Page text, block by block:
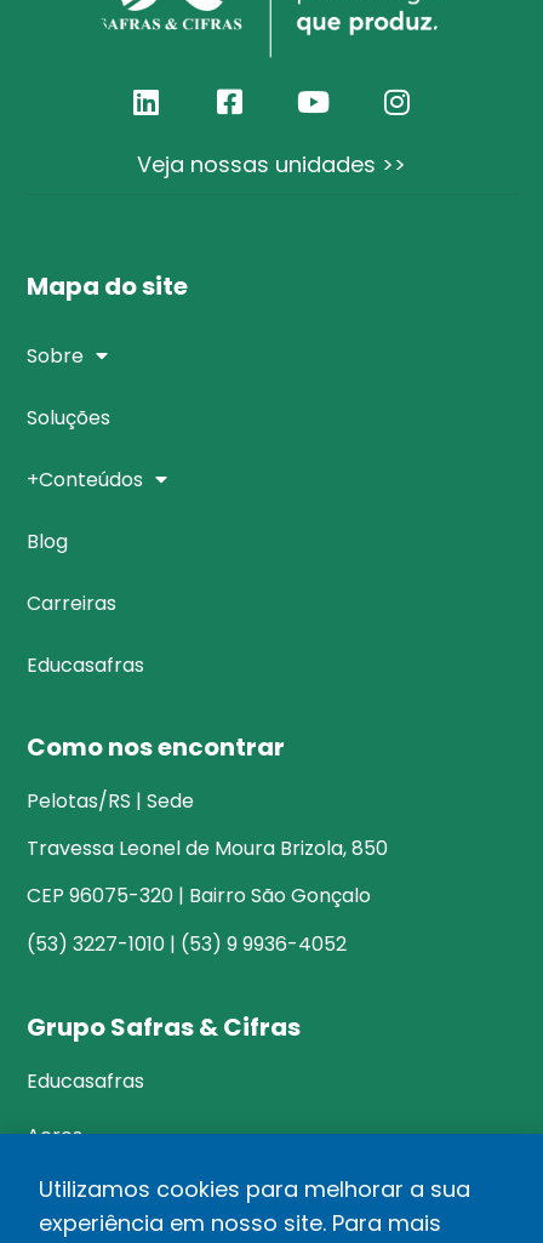
Veja nossas unidades >>
Mapa do site
Sobre
Soluções
+Conteúdos
Blog
Carreiras
Educasafras
Como nos encontrar
Pelotas/RS | Sede
Travessa Leonel de Moura Brizola, 850
CEP 96075-320 | Bairro São Gonçalo
(53) 3227-1010 | (53) 9 9936-4052
Grupo Safras & Cifras
Educasafras
Acres
©Safras&Cifras
Utilizamos cookies para melhorar a sua
experiência em nosso site. Para mais